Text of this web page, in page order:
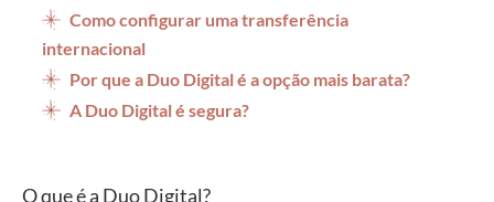
Como configurar uma transferência
internacional
Por que a Duo Digital é a opção mais barata?
A Duo Digital é segura?
O que é a Duo Digital?